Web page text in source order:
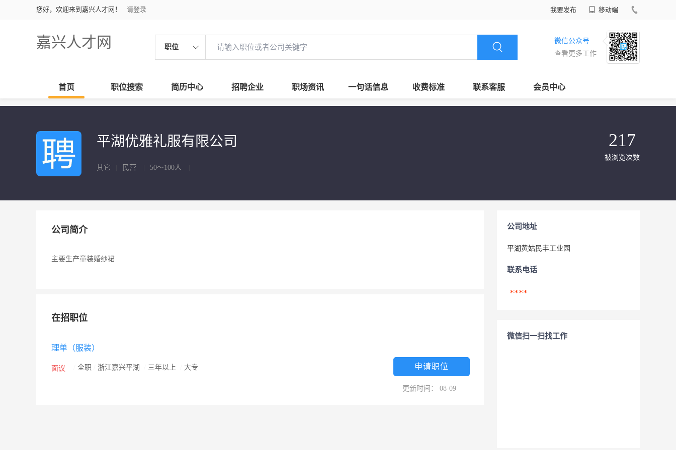
您好，欢迎来到嘉兴人才网！ 请登录 我要发布 移动端
嘉兴人才网 职位
微信公众号
查看更多工作
首页 职位搜索 简历中心 招聘企业 职场资讯 一句话信息 收费标准 联系客服 会员中心
平湖优雅礼服有限公司
其它 民营 50～100人
217
被浏览次数
公司简介
主要生产童装婚纱裙
在招职位
理单（服装）
面议 全职 浙江嘉兴平湖 三年以上 大专 申请职位
更新时间： 08-09
公司地址
平湖黄姑民丰工业园
联系电话
****
微信扫一扫找工作